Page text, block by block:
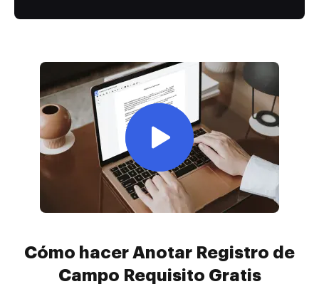
Cómo hacer Anotar Registro de
Campo Requisito Gratis